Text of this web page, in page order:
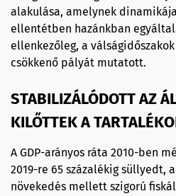
alakulása, amelynek
ellentétben hazánkban
ellenkezőleg, a
csökkenő pályát mutatott.
STABILIZÁLÓDOTT AZ
KILŐTTEK A
A GDP-arányos ráta 2010-ben
2019-re 65 százalékig süllyedt,
növekedés mellett szigorú